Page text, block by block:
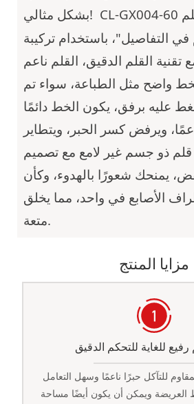
بشكل مثالي! CL-GX004-60
التفاصيل"، باستخدام تركيبة
القلم الدقيق، القلم ناعم
واضح مثل الطباعة، سواء تم
عليه برفق، يكون الخط دائمًا
ويرفض كسر الحبر، ويتطاير
قلم ذو جسم غير لامع مع تصميم
يمنحك شعورًا بالهدوء، وكأن
الأصابع في واحد، مما يخلق
متعة.
مزايا المنتج
للغاية للتحكم الدقيق
للتآكل حبرًا ناعمًا وسهل التعامل
العريضة ويمكن أن يكون أيضًا مساحة